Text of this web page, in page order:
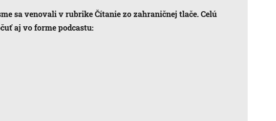
sa venovali v rubrike Čítanie zo zahraničnej tlače. Celú
aj vo forme podcastu: